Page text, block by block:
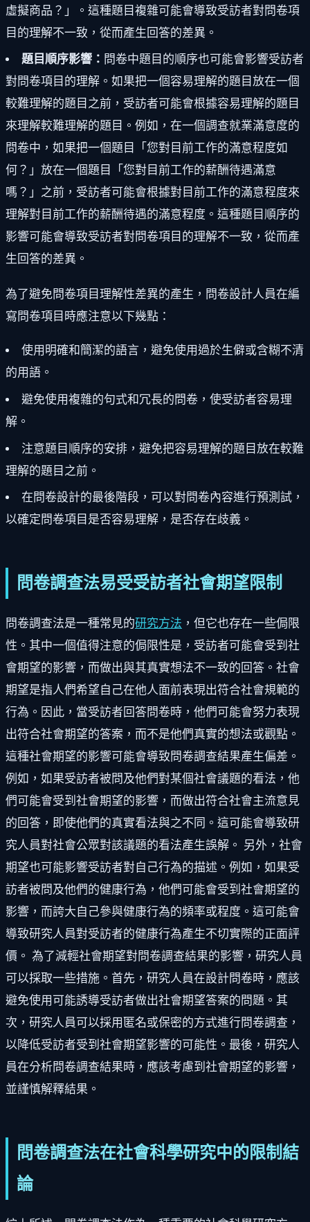
虛擬商品？」。這種題目複雜可能會導致受訪者對問卷項
目的理解不一致，從而產生回答的差異。
題目順序影響： 問卷中題目的順序也可能會影響受訪者
對問卷項目的理解。如果把一個容易理解的題目放在一個
較難理解的題目之前，受訪者可能會根據容易理解的題目
來理解較難理解的題目。例如，在一個調查就業滿意度的
問卷中，如果把一個題目「您對目前工作的滿意程度如
何？」放在一個題目「您對目前工作的薪酬待遇滿意
嗎？」之前，受訪者可能會根據對目前工作的滿意程度來
理解對目前工作的薪酬待遇的滿意程度。這種題目順序的
影響可能會導致受訪者對問卷項目的理解不一致，從而產
生回答的差異。
為了避免問卷項目理解性差異的產生，問卷設計人員在編
寫問卷項目時應注意以下幾點：
使用明確和簡潔的語言，避免使用過於生僻或含糊不清
的用語。
避免使用複雜的句式和冗長的問卷，使受訪者容易理
解。
注意題目順序的安排，避免把容易理解的題目放在較難
理解的題目之前。
在問卷設計的最後階段，可以對問卷內容進行預測試，
以確定問卷項目是否容易理解，是否存在歧義。
問卷調查法易受受訪者社會期望限制
問卷調查法是一種常見的研究方法 ，但它也存在一些侷限
性。其中一個值得注意的侷限性是，受訪者可能會受到社
會期望的影響，而做出與其真實想法不一致的回答。社會
期望是指人們希望自己在他人面前表現出符合社會規範的
行為。因此，當受訪者回答問卷時，他們可能會努力表現
出符合社會期望的答案，而不是他們真實的想法或觀點。
這種社會期望的影響可能會導致問卷調查結果產生偏差。
例如，如果受訪者被問及他們對某個社會議題的看法，他
們可能會受到社會期望的影響，而做出符合社會主流意見
的回答，即使他們的真實看法與之不同。這可能會導致研
究人員對社會公眾對該議題的看法產生誤解。 另外，社會
期望也可能影響受訪者對自己行為的描述。例如，如果受
訪者被問及他們的健康行為，他們可能會受到社會期望的
影響，而誇大自己參與健康行為的頻率或程度。這可能會
導致研究人員對受訪者的健康行為產生不切實際的正面評
價。 為了減輕社會期望對問卷調查結果的影響，研究人員
可以採取一些措施。首先，研究人員在設計問卷時，應該
避免使用可能誘導受訪者做出社會期望答案的問題。其
次，研究人員可以採用匿名或保密的方式進行問卷調查，
以降低受訪者受到社會期望影響的可能性。最後，研究人
員在分析問卷調查結果時，應該考慮到社會期望的影響，
並謹慎解釋結果。
問卷調查法在社會科學研究中的限制結
論